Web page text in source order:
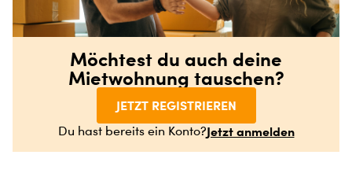
Möchtest du auch deine
Mietwohnung tauschen?
JETZT REGISTRIEREN
Du hast bereits ein Konto?Jetzt anmelden